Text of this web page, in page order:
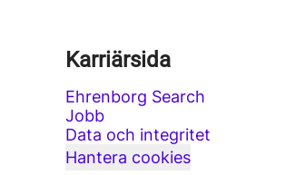
Karriärsida
Ehrenborg Search
Jobb
Data och integritet
Hantera cookies